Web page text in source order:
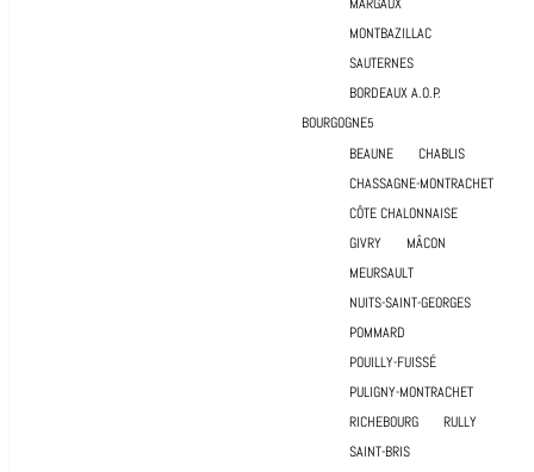
MONTBAZILLAC
SAUTERNES
BORDEAUX A.O.P.
BOURGOGNE
BEAUNE
CHABLIS
CHASSAGNE-MONTRACHET
CÔTE CHALONNAISE
GIVRY
MÂCON
MEURSAULT
NUITS-SAINT-GEORGES
POMMARD
POUILLY-FUISSÉ
PULIGNY-MONTRACHET
RICHEBOURG
RULLY
SAINT-BRIS